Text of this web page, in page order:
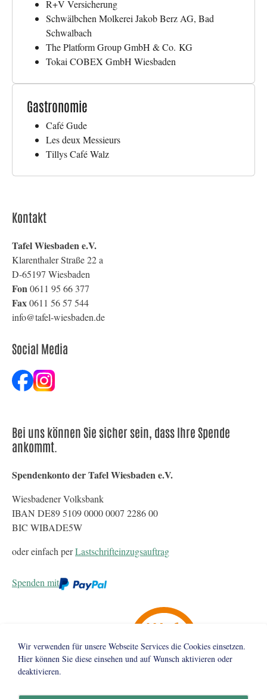
R+V Versicherung
Schwälbchen Molkerei Jakob Berz AG, Bad
Schwalbach
The Platform Group GmbH & Co. KG
Tokai COBEX GmbH Wiesbaden
Gastronomie
Café Gude
Les deux Messieurs
Tillys Café Walz
Kontakt
Tafel Wiesbaden e.V.
Klarenthaler Straße 22 a
D-65197 Wiesbaden
Fon0611 95 66 377
Fax0611 56 57 544
info@tafel-wiesbaden.de
Social Media
Bei uns können Sie sicher sein, dass Ihre Spende
ankommt.
Spendenkonto der Tafel Wiesbaden e.V.
Wiesbadener Volksbank
IBAN DE89 5109 0000 0007 2286 00
BIC WIBADE5W
oder einfach perLastschrifteinzugsauftrag
Spenden mit
Wir verwenden für unsere Webseite Services die Cookies einsetzen.
Hier können Sie diese einsehen und auf Wunsch aktivieren oder
deaktivieren.